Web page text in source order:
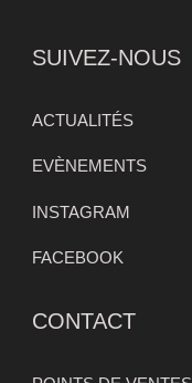
SUIVEZ-NOUS
ACTUALITÉS
EVÈNEMENTS
INSTAGRAM
FACEBOOK
CONTACT